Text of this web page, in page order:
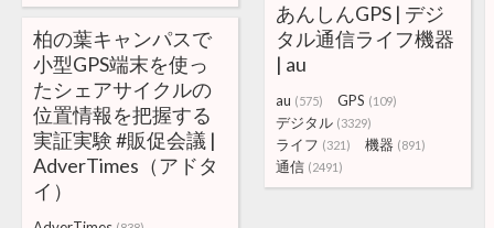
柏の葉キャンパスで
小型GPS端末を使っ
たシェアサイクルの
位置情報を把握する
実証実験 #販促会議 |
AdverTimes（アドタ
イ）
あんしんGPS | デジ
タル通信ライフ機器
| au
au (575) GPS (109)
デジタル (3329)
ライフ (321) 機器 (891)
通信 (2491)